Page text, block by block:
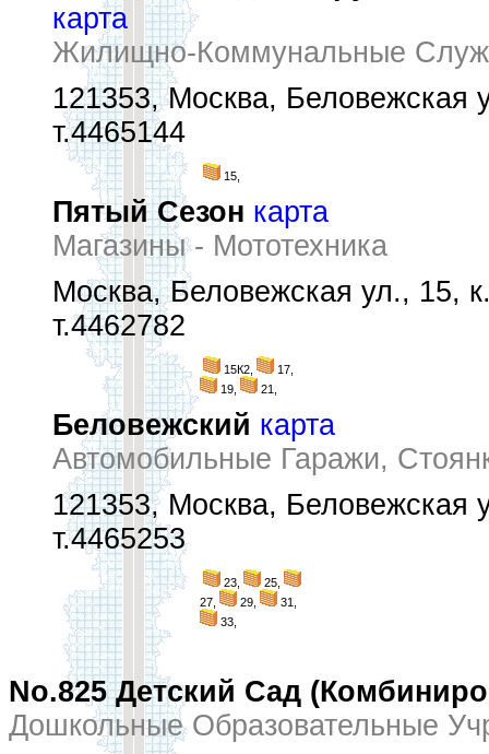
карта
Жилищно-Коммунальные
121353, Москва, Беловежская
т.4465144
15,
Пятый Сезон карта
Магазины - Мототехника
Москва, Беловежская ул., 15,
т.4462782
15К2,
17,
19,
21,
Беловежский карта
Автомобильные Гаражи,
121353, Москва, Беловежская
т.4465253
23,
25,
27,
29,
31,
33,
No.825 Детский Сад
Дошкольные Образовательные